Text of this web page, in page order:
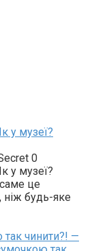
у музеї?
0
у музеї?
це
ніж будь-яке
чинити?! —